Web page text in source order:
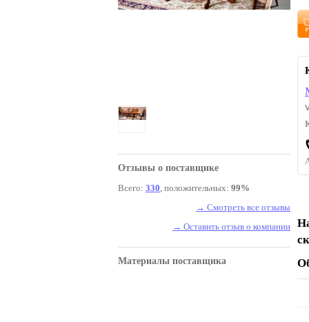
Отзывы о поставщике
Всего: 330, положительных: 99%
→ Смотреть все отзывы
→ Оставить отзыв о компании
Материалы поставщика